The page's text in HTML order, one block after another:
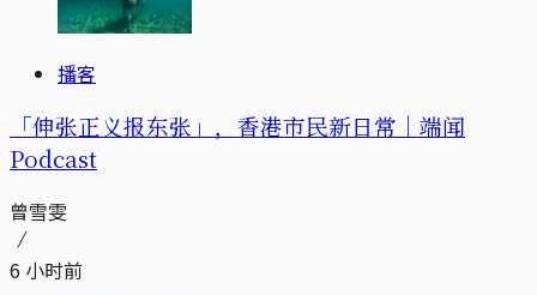
播客
「伸张正义报东张」，香港市民新日常｜端闻
Podcast
曾雪雯
6 小时前